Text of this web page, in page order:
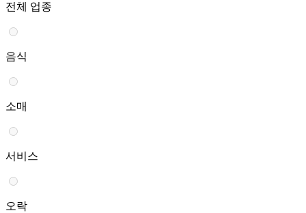
전체 업종
음식
소매
서비스
오락